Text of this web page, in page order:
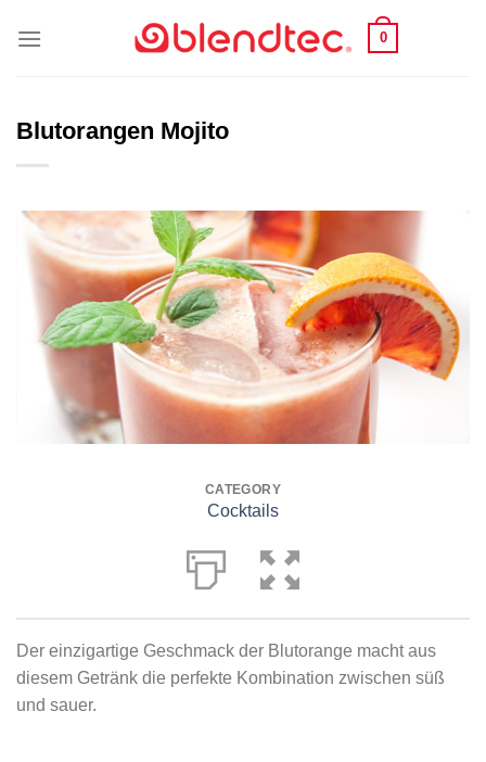
0
Blutorangen Mojito
CATEGORY
Cocktails
Der einzigartige Geschmack der Blutorange macht aus
diesem Getränk die perfekte Kombination zwischen süß
und sauer.